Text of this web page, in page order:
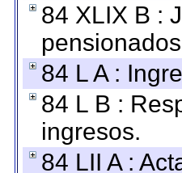
84 XLIX B :
84 L A :
84 L B :
ingresos.
84 LII A :